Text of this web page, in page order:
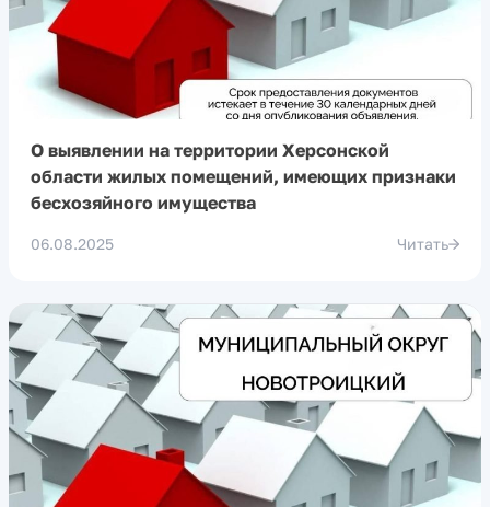
О выявлении на территории Херсонской
области жилых помещений, имеющих признаки
бесхозяйного имущества
06.08.2025 Читать